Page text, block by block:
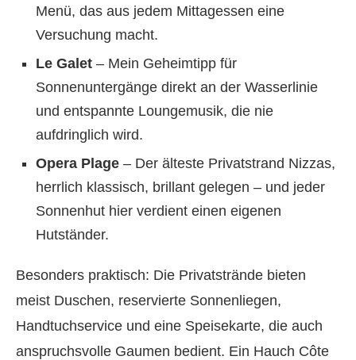
Menü, das aus jedem Mittagessen eine
Versuchung macht.
Le Galet – Mein Geheimtipp für
Sonnenuntergänge direkt an der Wasserlinie
und entspannte Loungemusik, die nie
aufdringlich wird.
Opera Plage – Der älteste Privatstrand Nizzas,
herrlich klassisch, brillant gelegen – und jeder
Sonnenhut hier verdient einen eigenen
Hutständer.
Besonders praktisch: Die Privatstrände bieten
meist Duschen, reservierte Sonnenliegen,
Handtuchservice und eine Speisekarte, die auch
anspruchsvolle Gaumen bedient. Ein Hauch Côte